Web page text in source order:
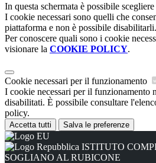
In questa schermata è possibile
I cookie necessari sono quelli che
piattaforma e non è possibile disabilitarli.
Per conoscere quali sono i cookie
visionare la COOKIE POLICY.
Cookie necessari per il funzionamento
I cookie necessari per il funzionamento
disabilitati. È possibile consultare
policy.
Accetta tutti Salva le preferenze
ISTITUTO
SOGLIANO AL RUBICONE